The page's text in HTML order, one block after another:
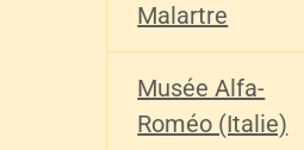
Malartre
Musée Alfa-
Roméo (Italie)